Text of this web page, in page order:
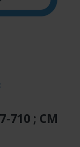
710 ; CM